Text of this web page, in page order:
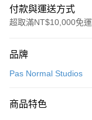
付款與運送方式
超取滿NT$10,000免運
信用卡一次付款
LINE Pay
品牌
Pas Normal Studios
商品特色